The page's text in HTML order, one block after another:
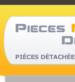
Code Profiler